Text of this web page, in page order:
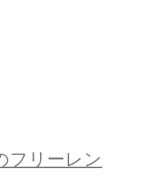
フリーレン